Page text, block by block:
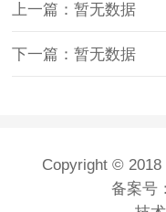
上一篇：暂无数据
下一篇：暂无数据
Copyright © 2018
备案号：